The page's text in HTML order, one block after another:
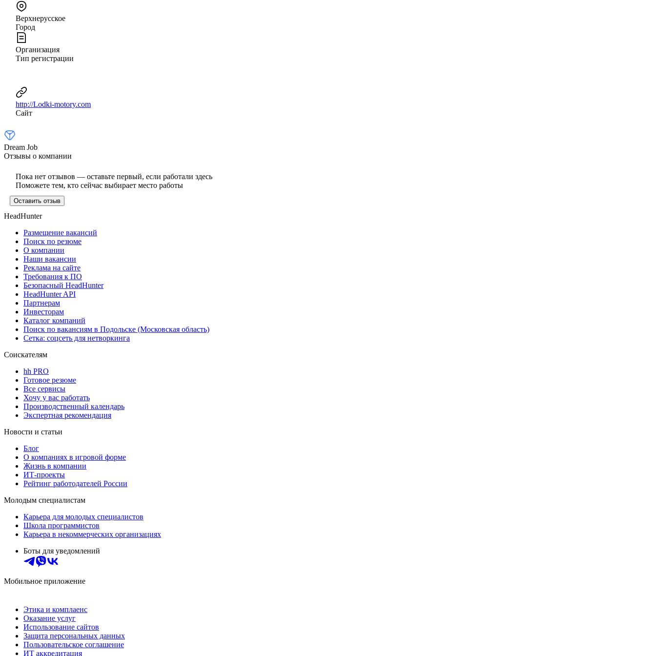
Верхнерусское
Город
Организация
Тип регистрации
http://Lodki-motory.com
Сайт
Dream Job
Отзывы о компании
Пока нет отзывов — оставьте первый, если работали здесь
Поможете тем, кто сейчас выбирает место работы
Оставить отзыв
HeadHunter
Размещение вакансий
Поиск по резюме
О компании
Наши вакансии
Реклама на сайте
Требования к ПО
Безопасный HeadHunter
HeadHunter API
Партнерам
Инвесторам
Каталог компаний
Поиск по вакансиям в Подольске (Московская область)
Сетка: соцсеть для нетворкинга
Соискателям
hh PRO
Готовое резюме
Все сервисы
Хочу у вас работать
Производственный календарь
Экспертная рекомендация
Новости и статьи
Блог
О компаниях в игровой форме
Жизнь в компании
ИТ-проекты
Рейтинг работодателей России
Молодым специалистам
Карьера для молодых специалистов
Школа программистов
Карьера в некоммерческих организациях
Боты для уведомлений
Мобильное приложение
Этика и комплаенс
Оказание услуг
Использование сайтов
Защита персональных данных
Пользовательское соглашение
ИТ аккредитация